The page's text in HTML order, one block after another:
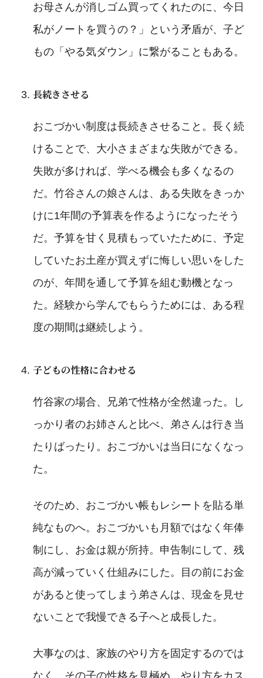
お母さんが消しゴム買ってくれたのに、今日
私がノートを買うの？」という矛盾が、子ど
もの「やる気ダウン」に繋がることもある。
長続きさせる
おこづかい制度は長続きさせること。長く続
けることで、大小さまざまな失敗ができる。
失敗が多ければ、学べる機会も多くなるの
だ。竹谷さんの娘さんは、ある失敗をきっか
けに1年間の予算表を作るようになったそう
だ。予算を甘く見積もっていたために、予定
していたお土産が買えずに悔しい思いをした
のが、年間を通して予算を組む動機となっ
た。経験から学んでもらうためには、ある程
度の期間は継続しよう。
子どもの性格に合わせる
竹谷家の場合、兄弟で性格が全然違った。し
っかり者のお姉さんと比べ、弟さんは行き当
たりばったり。おこづかいは当日になくなっ
た。
そのため、おこづかい帳もレシートを貼る単
純なものへ。おこづかいも月額ではなく年俸
制にし、お金は親が所持。申告制にして、残
高が減っていく仕組みにした。目の前にお金
があると使ってしまう弟さんは、現金を見せ
ないことで我慢できる子へと成長した。
大事なのは、家族のやり方を固定するのでは
なく、その子の性格を見極め、やり方をカス